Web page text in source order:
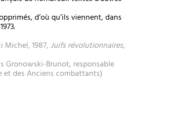
d’où qu’ils viennent, dans
1987,Juifs révolutionnaires,
Gronowski-Brunot, responsable
et des Anciens combattants)